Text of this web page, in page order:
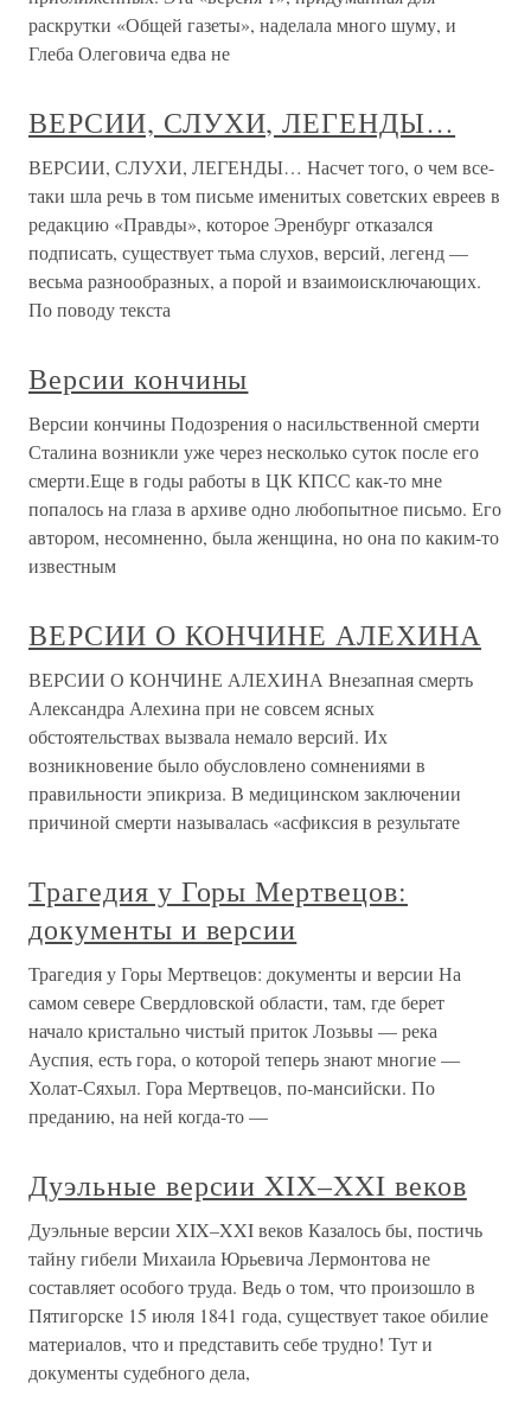
раскрутки «Общей газеты», наделала много шуму, и
Глеба Олеговича едва не
ВЕРСИИ, СЛУХИ, ЛЕГЕНДЫ…
ВЕРСИИ, СЛУХИ, ЛЕГЕНДЫ… Насчет того, о чем все-
таки шла речь в том письме именитых советских евреев в
редакцию «Правды», которое Эренбург отказался
подписать, существует тьма слухов, версий, легенд —
весьма разнообразных, а порой и взаимоисключающих.
По поводу текста
Версии кончины
Версии кончины Подозрения о насильственной смерти
Сталина возникли уже через несколько суток после его
смерти.Еще в годы работы в ЦК КПСС как-то мне
попалось на глаза в архиве одно любопытное письмо. Его
автором, несомненно, была женщина, но она по каким-то
известным
ВЕРСИИ О КОНЧИНЕ АЛЕХИНА
ВЕРСИИ О КОНЧИНЕ АЛЕХИНА Внезапная смерть
Александра Алехина при не совсем ясных
обстоятельствах вызвала немало версий. Их
возникновение было обусловлено сомнениями в
правильности эпикриза. В медицинском заключении
причиной смерти называлась «асфиксия в результате
Трагедия у Горы Мертвецов:
документы и версии
Трагедия у Горы Мертвецов: документы и версии На
самом севере Свердловской области, там, где берет
начало кристально чистый приток Лозьвы — река
Ауспия, есть гора, о которой теперь знают многие —
Холат-Сяхыл. Гора Мертвецов, по-мансийски. По
преданию, на ней когда-то —
Дуэльные версии XIX–XXI веков
Дуэльные версии XIX–XXI веков Казалось бы, постичь
тайну гибели Михаила Юрьевича Лермонтова не
составляет особого труда. Ведь о том, что произошло в
Пятигорске 15 июля 1841 года, существует такое обилие
материалов, что и представить себе трудно! Тут и
документы судебного дела,